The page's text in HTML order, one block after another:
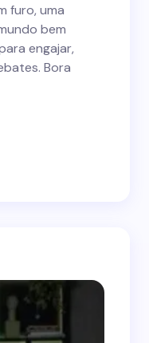
furo, uma
bem
engajar,
Bora